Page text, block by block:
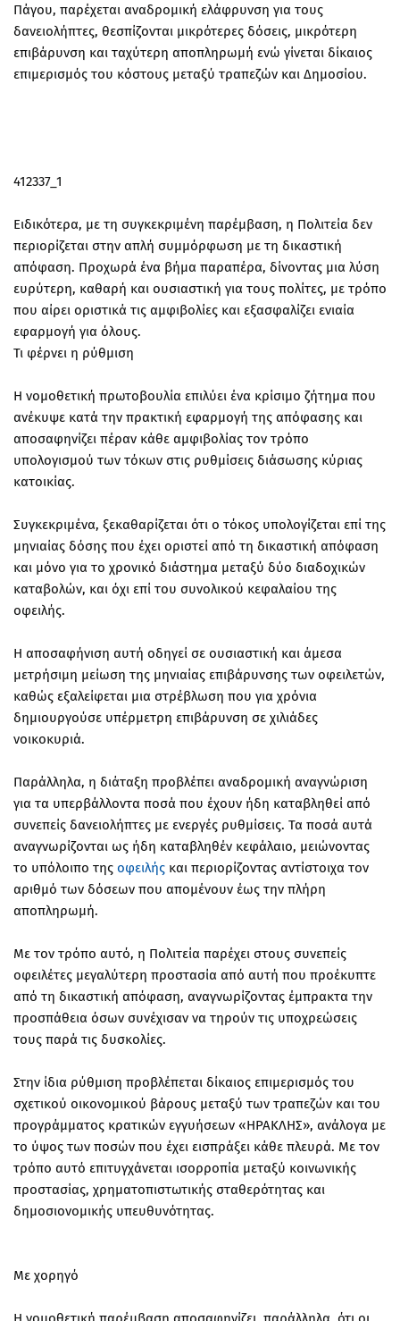
Πάγου, παρέχεται αναδρομική ελάφρυνση για τους
δανειολήπτες, θεσπίζονται μικρότερες δόσεις, μικρότερη
επιβάρυνση και ταχύτερη αποπληρωμή ενώ γίνεται δίκαιος
επιμερισμός του κόστους μεταξύ τραπεζών και Δημοσίου.
412337_1
Ειδικότερα, με τη συγκεκριμένη παρέμβαση, η Πολιτεία δεν
περιορίζεται στην απλή συμμόρφωση με τη δικαστική
απόφαση. Προχωρά ένα βήμα παραπέρα, δίνοντας μια λύση
ευρύτερη, καθαρή και ουσιαστική για τους πολίτες, με τρόπο
που αίρει οριστικά τις αμφιβολίες και εξασφαλίζει ενιαία
εφαρμογή για όλους.
Τι φέρνει η ρύθμιση
Η νομοθετική πρωτοβουλία επιλύει ένα κρίσιμο ζήτημα που
ανέκυψε κατά την πρακτική εφαρμογή της απόφασης και
αποσαφηνίζει πέραν κάθε αμφιβολίας τον τρόπο
υπολογισμού των τόκων στις ρυθμίσεις διάσωσης κύριας
κατοικίας.
Συγκεκριμένα, ξεκαθαρίζεται ότι ο τόκος υπολογίζεται επί της
μηνιαίας δόσης που έχει οριστεί από τη δικαστική απόφαση
και μόνο για το χρονικό διάστημα μεταξύ δύο διαδοχικών
καταβολών, και όχι επί του συνολικού κεφαλαίου της
οφειλής.
Η αποσαφήνιση αυτή οδηγεί σε ουσιαστική και άμεσα
μετρήσιμη μείωση της μηνιαίας επιβάρυνσης των οφειλετών,
καθώς εξαλείφεται μια στρέβλωση που για χρόνια
δημιουργούσε υπέρμετρη επιβάρυνση σε χιλιάδες
νοικοκυριά.
Παράλληλα, η διάταξη προβλέπει αναδρομική αναγνώριση
για τα υπερβάλλοντα ποσά που έχουν ήδη καταβληθεί από
συνεπείς δανειολήπτες με ενεργές ρυθμίσεις. Τα ποσά αυτά
αναγνωρίζονται ως ήδη καταβληθέν κεφάλαιο, μειώνοντας
το υπόλοιπο της οφειλής και περιορίζοντας αντίστοιχα τον
αριθμό των δόσεων που απομένουν έως την πλήρη
αποπληρωμή.
Με τον τρόπο αυτό, η Πολιτεία παρέχει στους συνεπείς
οφειλέτες μεγαλύτερη προστασία από αυτή που προέκυπτε
από τη δικαστική απόφαση, αναγνωρίζοντας έμπρακτα την
προσπάθεια όσων συνέχισαν να τηρούν τις υποχρεώσεις
τους παρά τις δυσκολίες.
Στην ίδια ρύθμιση προβλέπεται δίκαιος επιμερισμός του
σχετικού οικονομικού βάρους μεταξύ των τραπεζών και του
προγράμματος κρατικών εγγυήσεων «ΗΡΑΚΛΗΣ», ανάλογα με
το ύψος των ποσών που έχει εισπράξει κάθε πλευρά. Με τον
τρόπο αυτό επιτυγχάνεται ισορροπία μεταξύ κοινωνικής
προστασίας, χρηματοπιστωτικής σταθερότητας και
δημοσιονομικής υπευθυνότητας.
Με χορηγό